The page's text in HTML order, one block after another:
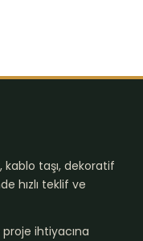
kablo taşı, dekoratif
hızlı teklif ve
proje ihtiyacına